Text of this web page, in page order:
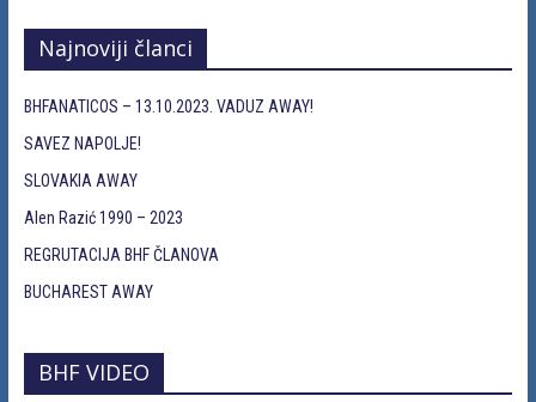
Najnoviji članci
BHFANATICOS – 13.10.2023. VADUZ AWAY!
SAVEZ NAPOLJE!
SLOVAKIA AWAY
Alen Razić 1990 – 2023
REGRUTACIJA BHF ČLANOVA
BUCHAREST AWAY
BHF VIDEO